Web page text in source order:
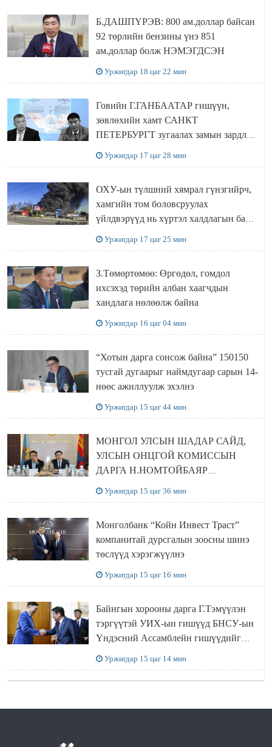
Б.ДАШПҮРЭВ: 800 ам.доллар байсан
92 төрлийн бензины үнэ 851
ам.доллар болж НЭМЭГДСЭН
Уржигдар 18 цаг 22 мин
Говийн Г.ГАНБААТАР гишүүн,
зөвлөхийн хамт САНКТ
ПЕТЕРБУРГТ зугаалах замын зардлаа
Уржигдар 17 цаг 28 мин
ОХУ-ын түлшний хямрал гүнзгийрч,
хамгийн том боловсруулах
үйлдвэрүүд нь хүртэл халдлагын бай
Уржигдар 17 цаг 25 мин
З.Төмөртөмөө: Өргөдөл, гомдол
ихсэхэд төрийн албан хаагчдын
хандлага нөлөөлж байна
Уржигдар 16 цаг 04 мин
“Хотын дарга сонсож байна” 150150
тусгай дугаарыг наймдугаар сарын 14-
нөөс ажиллуулж эхэлнэ
Уржигдар 15 цаг 44 мин
МОНГОЛ УЛСЫН ШАДАР САЙД,
УЛСЫН ОНЦГОЙ КОМИССЫН
ДАРГА Н.НОМТОЙБАЯР
Уржигдар 15 цаг 36 мин
Монголбанк “Койн Инвест Траст”
компанитай дурсгалын зоосны шинэ
төслүүд хэрэгжүүлнэ
Уржигдар 15 цаг 16 мин
Байнгын хорооны дарга Г.Тэмүүлэн
тэргүүтэй УИХ-ын гишүүд БНСУ-ын
Үндэсний Ассамблейн гишүүдийг
Уржигдар 15 цаг 14 мин